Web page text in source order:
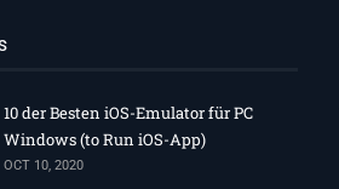
10 der Besten iOS-Emulator für PC
Windows (to Run iOS-App)
OCT 10, 2020